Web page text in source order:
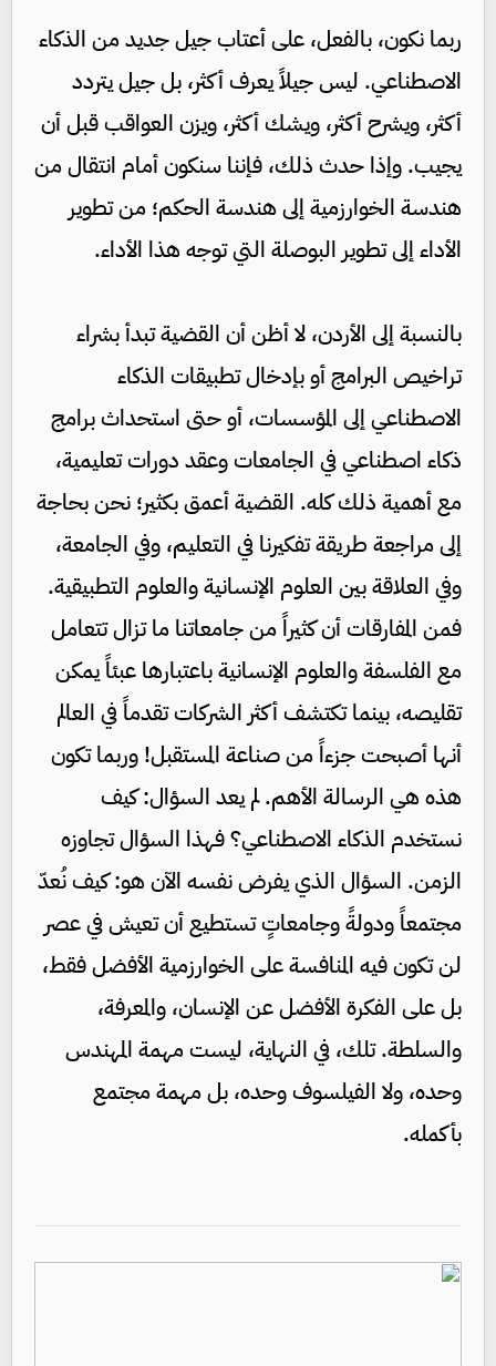
ربما نكون، بالفعل، على أعتاب جيل جديد من الذكاء
الاصطناعي. ليس جيلاً يعرف أكثر، بل جيل يتردد
أكثر، ويشرح أكثر، ويشك أكثر، ويزن العواقب قبل أن
يجيب. وإذا حدث ذلك، فإننا سنكون أمام انتقال من
هندسة الخوارزمية إلى هندسة الحكم؛ من تطوير
الأداء إلى تطوير البوصلة التي توجه هذا الأداء.
بالنسبة إلى الأردن، لا أظن أن القضية تبدأ بشراء
تراخيص البرامج أو بإدخال تطبيقات الذكاء
الاصطناعي إلى المؤسسات، أو حتى استحداث برامج
ذكاء اصطناعي في الجامعات وعقد دورات تعليمية،
مع أهمية ذلك كله. القضية أعمق بكثير؛ نحن بحاجة
إلى مراجعة طريقة تفكيرنا في التعليم، وفي الجامعة،
وفي العلاقة بين العلوم الإنسانية والعلوم التطبيقية.
فمن المفارقات أن كثيراً من جامعاتنا ما تزال تتعامل
مع الفلسفة والعلوم الإنسانية باعتبارها عبئاً يمكن
تقليصه، بينما تكتشف أكثر الشركات تقدماً في العالم
أنها أصبحت جزءاً من صناعة المستقبل! وربما تكون
هذه هي الرسالة الأهم. لم يعد السؤال: كيف
نستخدم الذكاء الاصطناعي؟ فهذا السؤال تجاوزه
الزمن. السؤال الذي يفرض نفسه الآن هو: كيف نُعدّ
مجتمعاً ودولةً وجامعاتٍ تستطيع أن تعيش في عصر
لن تكون فيه المنافسة على الخوارزمية الأفضل فقط،
بل على الفكرة الأفضل عن الإنسان، والمعرفة،
والسلطة. تلك، في النهاية، ليست مهمة المهندس
وحده، ولا الفيلسوف وحده، بل مهمة مجتمع
بأكمله.